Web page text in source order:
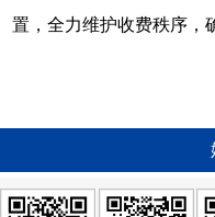
置，全力维护收费秩序，